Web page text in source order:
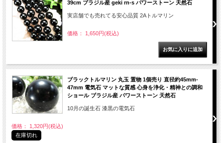
39cm ブラジル産 geki rn-s パワーストーン 天然石
実店舗でも売れてる安心品質 2Aトルマリン
価格： 1,650円(税込)
ブラックトルマリン 丸玉 置物 1個売り 直径約45mm-
47mm 電気石 マットな質感 心身を浄化・精神との調和
ショール ブラジル産 パワーストーン 天然石
10月の誕生石 漆黒の電気石
価格： 1,320円(税込)
在庫切れ